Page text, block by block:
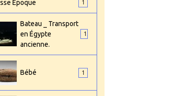
Époque 1
Bateau _ Transport
en Égypte
ancienne.
Bébé 1